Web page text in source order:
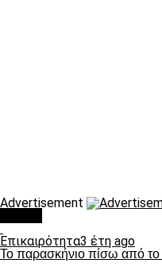
Advertisement
Επικαιρότητα3 έτη ago
Το παρασκήνιο πίσω από